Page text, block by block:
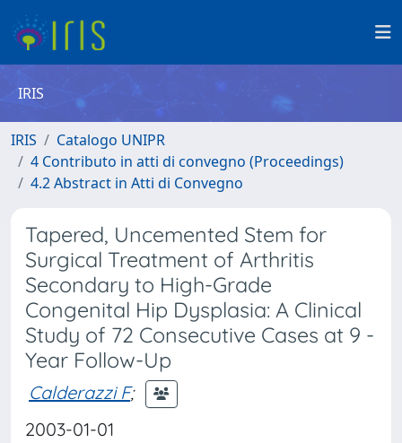
IRIS
IRIS
Catalogo UNIPR
4 Contributo in atti di convegno (Proceedings)
4.2 Abstract in Atti di Convegno
Tapered, Uncemented Stem for
Surgical Treatment of Arthritis
Secondary to High-Grade
Congenital Hip Dysplasia: A Clinical
Study of 72 Consecutive Cases at 9 -
Year Follow-Up
Calderazzi F;
2003-01-01